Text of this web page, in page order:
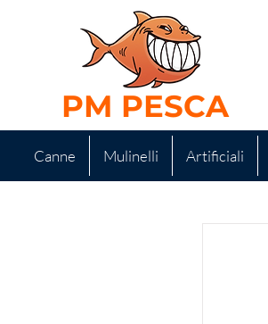
PM PESCA
Canne Mulinelli Artificiali